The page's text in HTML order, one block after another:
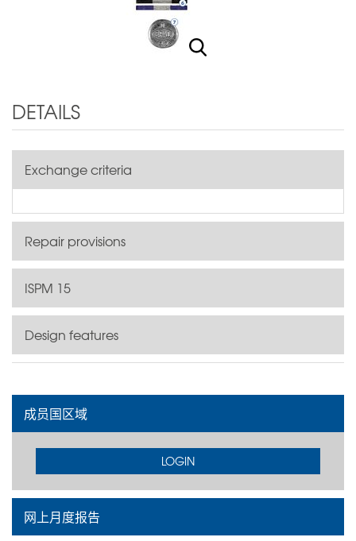
DETAILS
Exchange criteria
Repair provisions
ISPM 15
Design features
成员国区域
LOGIN
网上月度报告